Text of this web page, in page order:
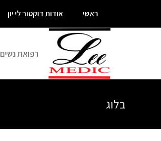
ראשי אודות דוקטור לי יון
רפואת נשים
בלוג